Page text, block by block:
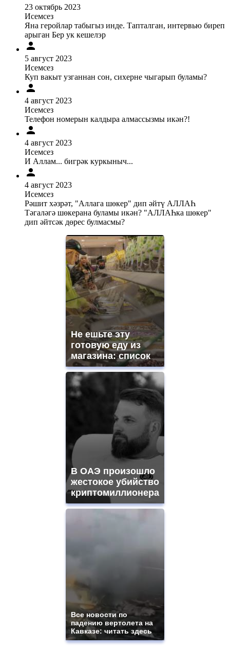
23 октябрь 2023
Исемсез
Яна геройлар табыгыз инде. Тапталган, интервью биреп
арыган Бер ук кешелэр
5 август 2023
Исемсез
Куп вакыт узганнан сон, сихерне чыгарып буламы?
4 август 2023
Исемсез
Телефон номерын калдыра алмассызмы икән?!
4 август 2023
Исемсез
И Аллам... бигрәк куркыныч...
4 август 2023
Исемсез
Рәшит хәзрәт, "Аллага шөкер" дип әйтү АЛЛАҺ
Тәгаләгә шөкерана буламы икән? "АЛЛАҺка шөкер"
дип әйтсәк дөрес булмасмы?
Не ешьте эту
готовую еду из
магазина: список
В ОАЭ произошло
жестокое убийство
криптомиллионера
Все новости по
падению вертолета на
Кавказе: читать здесь